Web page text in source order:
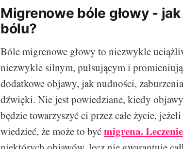
Migrenowe bóle głowy -
bólu?
Bóle migrenowe głowy to niezwykle
niezwykle silnym, pulsującym i
dodatkowe objawy, jak nudności,
dźwięki. Nie jest powiedziane, kiedy
będzie towarzyszyć ci przez całe życie,
wiedzieć, że może to byćmigrena. Leczenie